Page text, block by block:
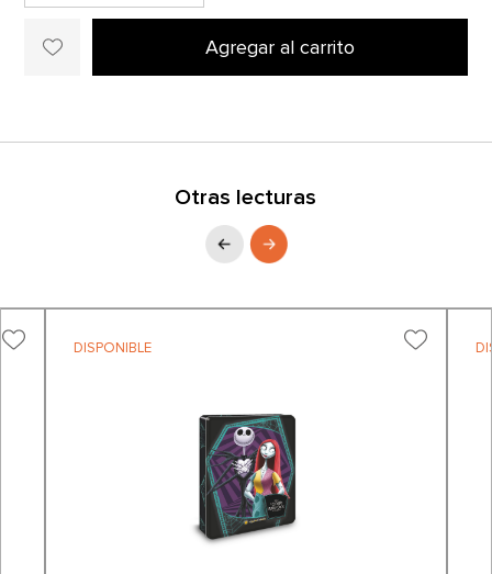
Agregar al carrito
Otras lecturas
DISPONIBLE